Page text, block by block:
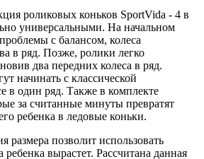
роликовых коньков SportVida - 4 в
универсальными. На начальном
с балансом, колеса
в ряд. Позже, ролики легко
два передних колеса в ряд.
начинать с классической
в один ряд. Также в комплекте
за считанные минуты превратят
ребенка в ледовые коньки.
размера позволит использовать
вырастет. Рассчитана данная